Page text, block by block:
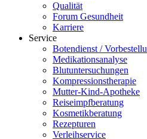
Qualität
Forum Gesundheit
Karriere
Service
Botendienst /
Medikationsanalyse
Blutuntersuchungen
Kompressionstherapie
Mutter-Kind-Apotheke
Reiseimpfberatung
Kosmetikberatung
Rezepturen
Verleihservice